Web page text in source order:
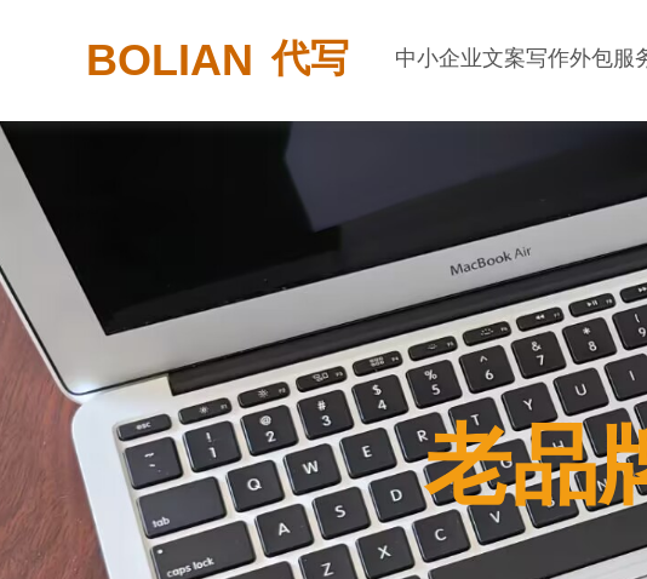
老品
中小企业文案写作外包服
BOLIAN 代写